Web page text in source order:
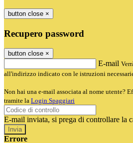
button close ×
Recupero password
button close ×
E-mail
all'indirizzo indicato con le istruzioni
Non hai una e-mail associata al nome utente?
tramite la Login Spaggiari
E-mail inviata, si prega di controllare la
Errore